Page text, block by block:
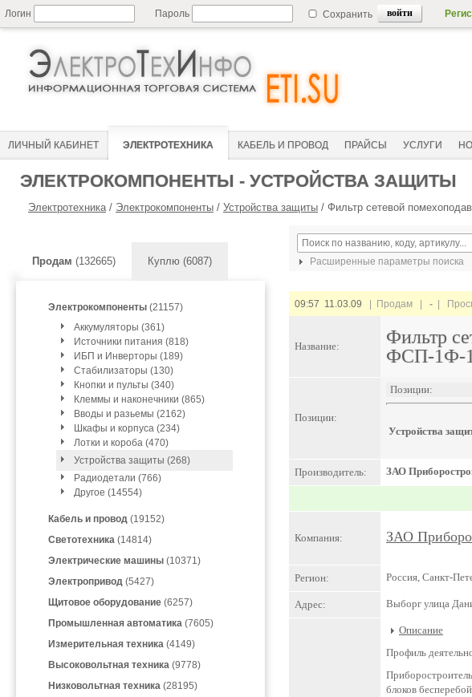
Логин Пароль Сохранить
ЛИЧНЫЙ КАБИНЕТ ЭЛЕКТРОТЕХНИКА КАБЕЛЬ И ПРОВОД ПРАЙСЫ УСЛУГИ
ЭЛЕКТРОКОМПОНЕНТЫ - УСТРОЙСТВА ЗАЩИТЫ
Электротехника/ Электрокомпоненты / Устройства защиты / Фильтр сетевой
Продам (132665) Куплю (6087)
Электрокомпоненты (21157)
Аккумуляторы (361)
Источники питания (818)
ИБП и Инверторы (189)
Стабилизаторы (130)
Кнопки и пульты (340)
Клеммы и наконечники (865)
Вводы и разьемы (2162)
Шкафы и корпуса (234)
Лотки и короба (470)
Устройства защиты (268)
Радиодетали (766)
Другое (14554)
Кабель и провод (19152)
Светотехника (14814)
Электрические машины (10371)
Электропривод (5427)
Щитовое оборудование (6257)
Промышленная автоматика (7605)
Измерительная техника (4149)
Высоковольтная техника (9778)
Низковольтная техника (28195)
Расширенные параметры поиска
09:57 11.03.09 | Продам | - |
Название:
Фильтр
ФСП-1Ф-
Позиции:
Позиции:
Устройства
Производитель: ЗАО
Компания: ЗАО
Регион: Россия, Санкт-
Адрес: Выборг улица
Описание
Профиль
блоков